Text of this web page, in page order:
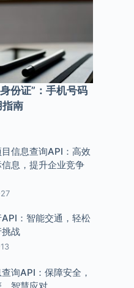
份证”：手机号码
指南
信息查询API：高效
息，提升企业竞争
：智能交通，轻松
战
询API：保障安全，